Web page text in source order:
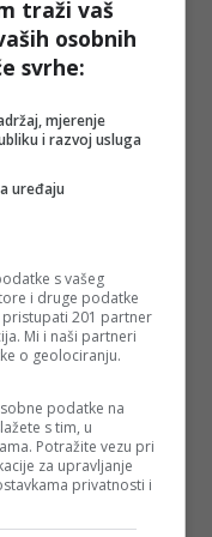
Sva polja su
traži vaš
osobnih
svrhe:
mjerenje
i razvoj usluga
uređaju
s vašeg
i druge podatke
201 partner
Mi i naši partneri
o geolociranju.
podatke na
s tim, u
Potražite vezu pri
za upravljanje
privatnosti i